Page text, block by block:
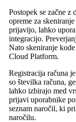
Postopek se začne z
opreme za
prijavijo, lahko
integracijo.
Nato skeniranje
Cloud Platform.
Registracija računa
so številka računa,
lahko izbirajo med
prijavi uporabnike
seznam naročil, ki
naročilu.